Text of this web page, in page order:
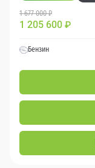
1 677 000 ₽
1 205 600 ₽
Бензин